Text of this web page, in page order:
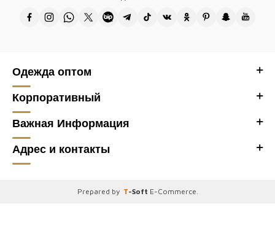
Одежда оптом
Корпоративный
Важная Информация
Адрес и контакты
Prepared by T-Soft E-Commerce.